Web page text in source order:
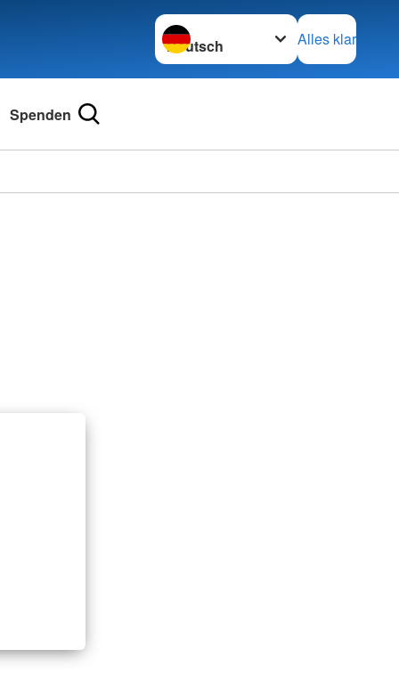
Sprache wechseln zu
Alles klar
Spenden